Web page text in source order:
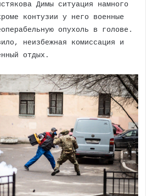
Димы ситуация намного
контузии у него военные
опухоль в голове.
неизбежная комиссация и
отдых.